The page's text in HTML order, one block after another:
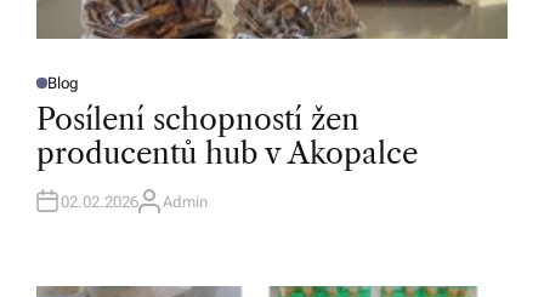
P
O
E
D
N
Blog
Posílení schopností žen
producentů hub v Akopalce
02.02.2026A
R
Admin